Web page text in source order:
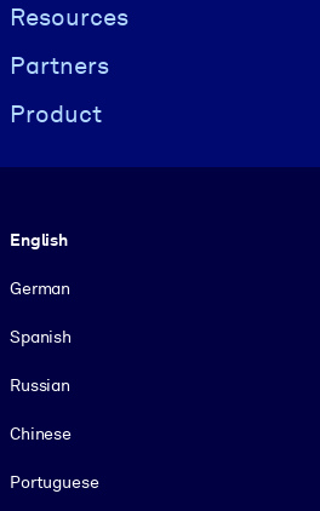
Resources
Partners
Product
English
German
Spanish
Russian
Chinese
Portuguese